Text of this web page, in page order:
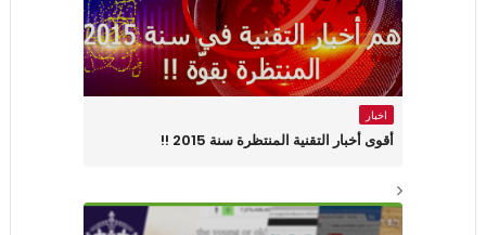
اخبار
أقوى أخبار التقنية المنتظرة سنة 2015 !!